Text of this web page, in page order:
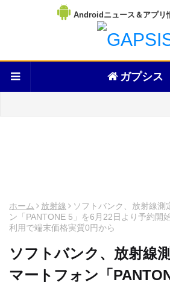
Androidニュース＆アプリ
ガプシス
ホーム 放射線
ソフトバンク、放射線測
ン「PANTONE 5」を6月22日より予約開
利用で端末価格実質0円から
ソフトバンク、放射線
マートフォン「